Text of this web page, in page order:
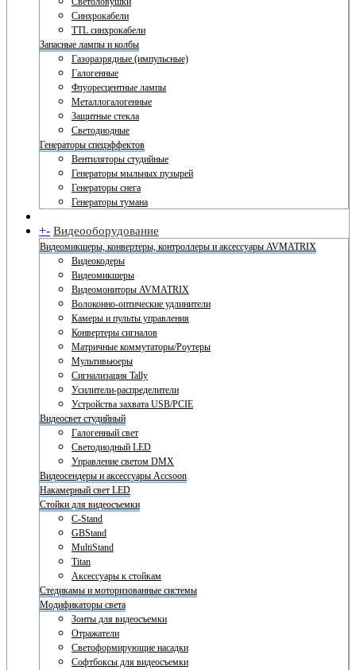
Синхрокабели
TTL синхрокабели
Запасные лампы и колбы
Газоразрядные (импульсные)
Галогенные
Флуоресцентные лампы
Металлогалогенные
Защитные стекла
Светодиодные
Генераторы спецэффектов
Вентиляторы студийные
Генераторы мыльных пузырей
Генераторы снега
Генераторы тумана
+- Видеооборудование
Видеомикшеры, конвертеры, контроллеры и аксессуары AVMATRIX
Видеокодеры
Видеомикшеры
Видеомониторы AVMATRIX
Волоконно-оптические удлинители
Камеры и пульты управления
Конвертеры сигналов
Матричные коммутаторы/Роутеры
Мультивьюеры
Сигнализация Tally
Усилители-распределители
Устройства захвата USB/PCIE
Видеосвет студийный
Галогенный свет
Светодиодный LED
Управление светом DMX
Видеосендеры и аксессуары Accsoon
Накамерный свет LED
Стойки для видеосъемки
C-Stand
GBStand
MultiStand
Titan
Аксессуары к стойкам
Стедикамы и моторизованные системы
Модификаторы света
Зонты для видеосъемки
Отражатели
Светоформирующие насадки
Софтбоксы для видеосъемки